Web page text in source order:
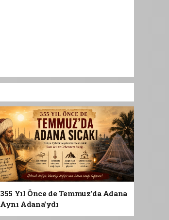
355 Yıl Önce de Temmuz'da Adana
Aynı Adana'ydı